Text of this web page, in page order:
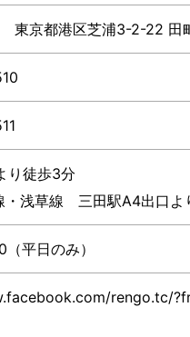
京都港区芝浦3-2-22 田
り徒歩3分
・浅草線 三田駅A4出口よ
平日のみ）
rengo.tc/